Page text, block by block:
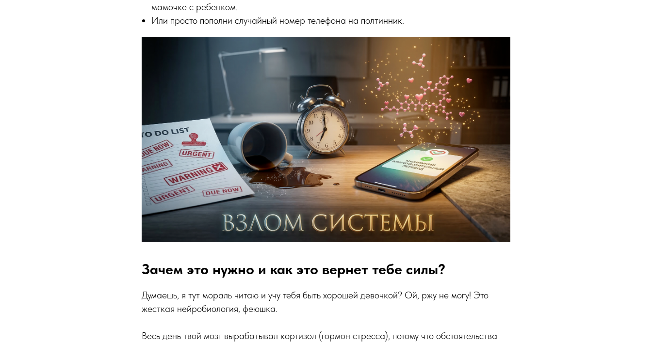
мамочке с ребенком.
Или просто пополни случайный номер телефона на полтинник.
Зачем это нужно и как это вернет тебе силы?
Думаешь, я тут мораль читаю и учу тебя быть хорошей девочкой? Ой, ржу не могу! Это
жесткая нейробиология, феюшка.
Весь день твой мозг вырабатывал кортизол (гормон стресса), потому что обстоятельства